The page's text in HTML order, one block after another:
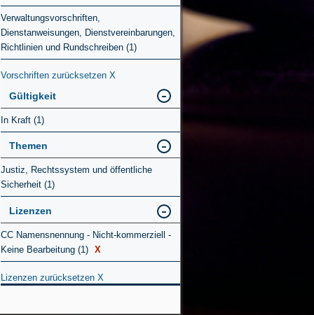
Verwaltungsvorschriften,
Dienstanweisungen, Dienstvereinbarungen,
Richtlinien und Rundschreiben (1)
Vorschriften zurücksetzen X
Gültigkeit
In Kraft (1)
Themen
Justiz, Rechtssystem und öffentliche
Sicherheit (1)
Lizenzen
CC Namensnennung - Nicht-kommerziell -
Keine Bearbeitung (1) X
Lizenzen zurücksetzen X